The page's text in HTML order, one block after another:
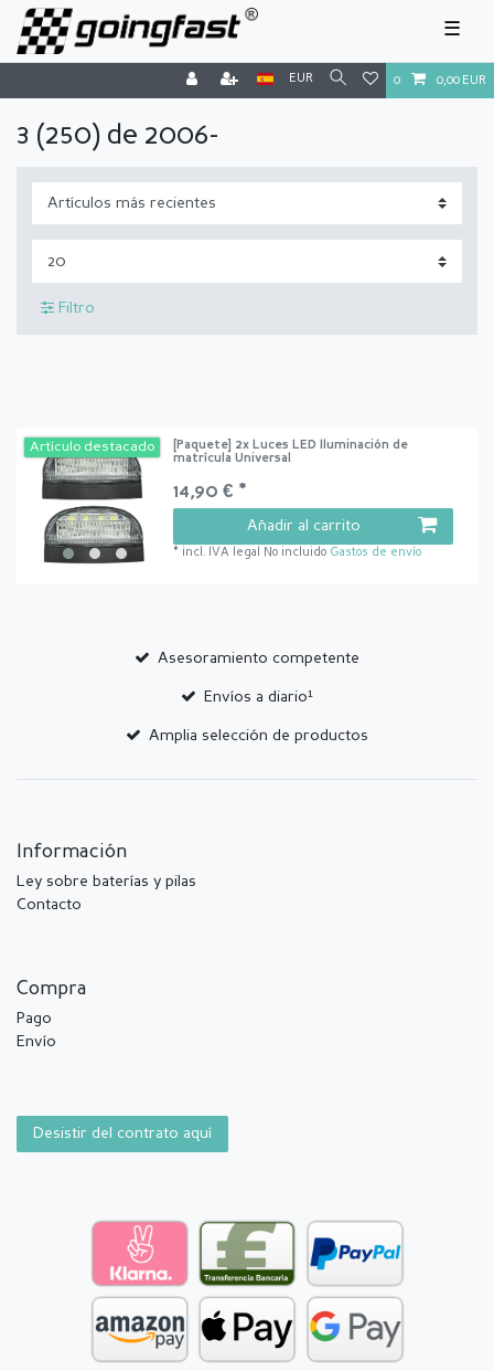
☰
EUR 0 0,00 EUR
3 (250) de 2006-
Filtro
Artículo destacado
[Paquete] 2x Luces LED Iluminación de
matrícula Universal
14,90 € *
Añadir al carrito
* incl. IVA legal No incluido Gastos de envío
Asesoramiento competente
Envíos a diario¹
Amplia selección de productos
Información
Ley sobre baterías y pilas
Contacto
Compra
Pago
Envío
Desistir del contrato aquí